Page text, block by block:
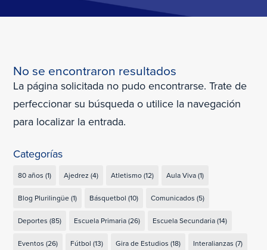
No se encontraron resultados
La página solicitada no pudo encontrarse. Trate de
perfeccionar su búsqueda o utilice la navegación
para localizar la entrada.
Categorías
80 años (1) Ajedrez (4) Atletismo(12) Aula Viva(1)
Blog Plurilingüe(1) Básquetbol (10) Comunicados (5)
Deportes (85) Escuela Primaria(26) Escuela Secundaria(14)
Eventos (26) Fútbol (13) Gira de Estudios (18) Interalianzas (7)